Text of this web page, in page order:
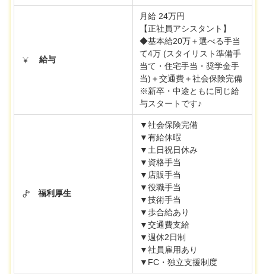
給与
月給 24万円
【正社員アシスタント】
◆基本給20万＋選べる手当
て4万 (スタイリスト準備手
当て・住宅手当・奨学金手
当)＋交通費＋社会保険完備
※新卒・中途ともに同じ給
与スタートです♪
福利厚生
▼社会保険完備
▼有給休暇
▼土日祝日休み
▼資格手当
▼店販手当
▼役職手当
▼技術手当
▼歩合給あり
▼交通費支給
▼週休2日制
▼社員雇用あり
▼FC・独立支援制度